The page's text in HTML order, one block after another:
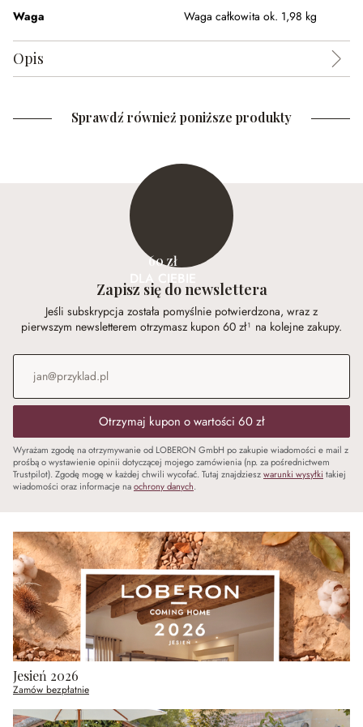
Waga
Waga całkowita ok. 1,98 kg
Opis
Sprawdź również poniższe produkty
60 zł
DLA CIEBIE
Zapisz się do newslettera
Jeśli subskrypcja została pomyślnie potwierdzona, wraz z
pierwszym newsletterem otrzymasz kupon 60 zł¹ na kolejne zakupy.
Adres e-mail
Otrzymaj kupon o wartości 60 zł
Wyrażam zgodę na otrzymywanie od LOBERON GmbH po zakupie wiadomości e mail z
prośbą o wystawienie opinii dotyczącej mojego zamówienia (np. za pośrednictwem
Trustpilot). Zgodę mogę w każdej chwili wycofać. Tutaj znajdzieszwarunki wysyłki takiej
wiadomości oraz informacje naochrony danych.
Jesień 2026
Zamów bezpłatnie